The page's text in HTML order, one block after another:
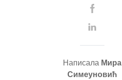
Написала Мира
Симеуновић